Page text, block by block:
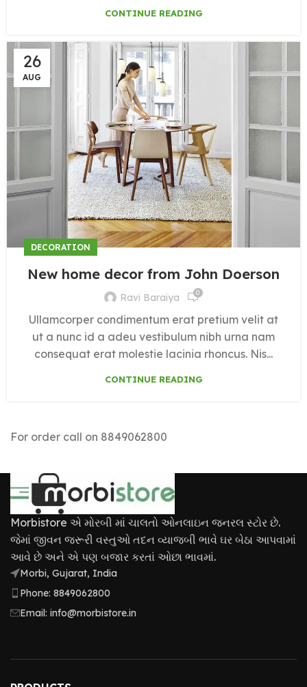
CONTINUE READING
26
AUG
DECORATION
New home decor from John Doerson
Ravi Baraiya 0
Ullamcorper condimentum erat pretium velit at
ut a nunc id a adeu vestibulum nibh urna nam
consequat erat molestie lacinia rhoncus. Nis...
CONTINUE READING
For order call on 8849062800
Morbistore એ મોરબી માં ચાલતો ઓનલાઇન જનરલ સ્ટોર છે.
જેમાં જીવન જરૂરી વસ્તુઓ તદન વ્યાજબી ભાવે ઘર બેઠા આપવામાં
આવે છે અને એ પણ બજાર કરતાં ઓછા ભાવમાં.
Morbi, Gujarat, India
Phone: 8849062800
Email: info@morbistore.in